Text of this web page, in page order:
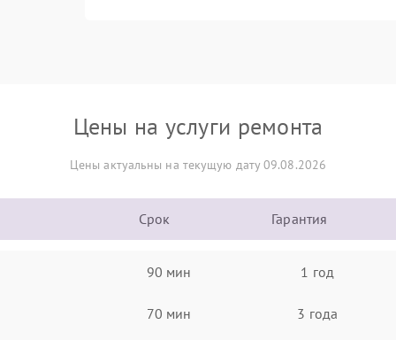
Цены на услуги ремонта
Цены актуальны на текущую дату 09.08.2026
Срок Гарантия
90 мин 1 год
70 мин 3 года